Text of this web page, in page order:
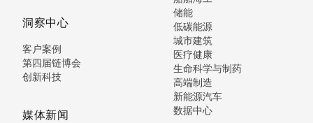
洞察中心
客户案例
第四届链博会
创新科技
媒体新闻
储能
低碳能源
城市建筑
医疗健康
生命科学与制药
高端制造
新能源汽车
数据中心